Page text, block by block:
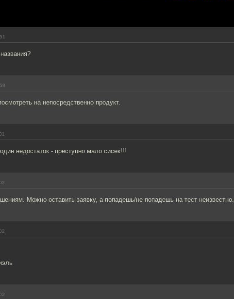
на непосредственно продукт.
недостаток - преступно мало сисек!!!
Можно оставить заявку, а попадешь/не попадешь на тест неизвестно.